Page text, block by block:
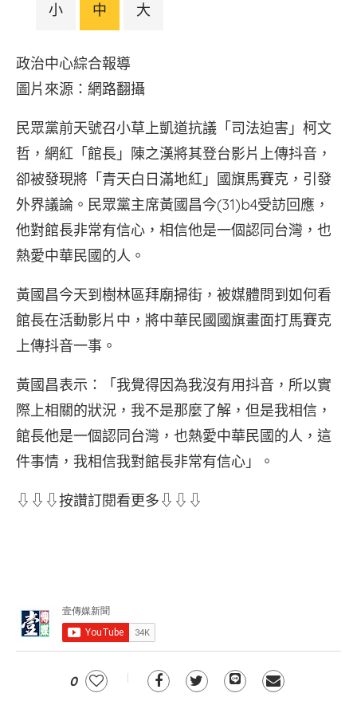
小 中 大
政治中心綜合報導
圖片來源：網路翻攝
民眾黨前天號召小草上凱道抗議「司法迫害」柯文
哲，網紅「館長」陳之漢將其登台影片上傳抖音，
卻被發現將「青天白日滿地紅」國旗馬賽克，引發
外界議論。民眾黨主席黃國昌今(31)b4受訪回應，
他對館長非常有信心，相信他是一個認同台灣，也
熱愛中華民國的人。
黃國昌今天到樹林區拜廟掃街，被媒體問到如何看
館長在活動影片中，將中華民國國旗畫面打馬賽克
上傳抖音一事。
黃國昌表示：「我覺得因為我沒有用抖音，所以實
際上相關的狀況，我不是那麼了解，但是我相信，
館長他是一個認同台灣，也熱愛中華民國的人，這
件事情，我相信我對館長非常有信心」。
⇩⇩⇩按讚訂閱看更多⇩⇩⇩
0